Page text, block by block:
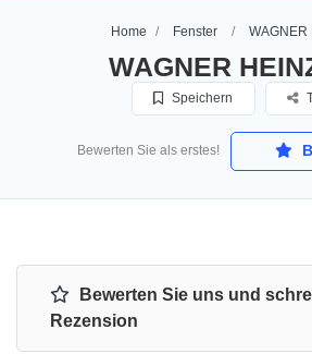
Home Fenster WAGNER
WAGNER
Speichern
Bewerten Sie als erstes!
Bewerten Sie uns und
Rezension